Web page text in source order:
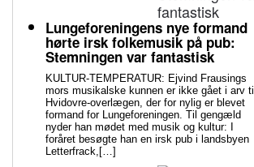
Lungeforeningens nye formand
hørte irsk folkemusik på pub:
Stemningen var fantastisk
KULTUR-TEMPERATUR: Ejvind Frausings
mors musikalske kunnen er ikke gået i arv til
Hvidovre-overlægen, der for nylig er blevet
formand for Lungeforeningen. Til gengæld
nyder han mødet med musik og kultur: I
foråret besøgte han en irsk pub i landsbyen
Letterfrack,[…]